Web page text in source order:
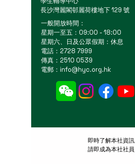
長沙灣麗閣邨麗荷樓地下 129 號
一般開放時間：
星期一至五：09:00 - 18:00
星期六、日及公眾假期：休息
電話：2728 7999
傳真：2510 0539
電郵： info@hyc.org.hk
​即時了解本社資訊
請即成為本社社員